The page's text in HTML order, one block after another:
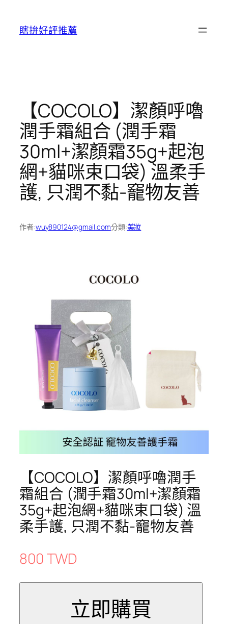
瞎拚好評推薦
【COCOLO】潔顏呼嚕
潤手霜組合 (潤手霜
30ml+潔顏霜35g+起泡
網+貓咪束口袋) 溫柔手
護, 只潤不黏-竉物友善
作者:wuy890124@gmail.com分類:美妝
【COCOLO】潔顏呼嚕潤手
霜組合 (潤手霜30ml+潔顏霜
35g+起泡網+貓咪束口袋) 溫
柔手護, 只潤不黏-竉物友善
800 TWD